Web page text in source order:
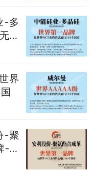
-多
度
界
-聚
-大